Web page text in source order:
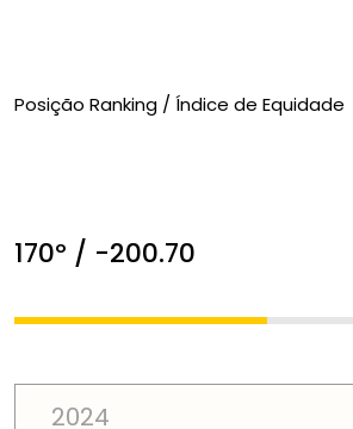
Posição Ranking / Índice de Equidade
170º / -200.70
2024